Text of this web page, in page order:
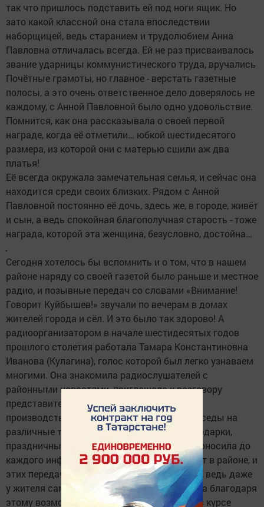
так что пришлось подставить ей под ноги ящик. Но
зато какой классной она стала впоследствии
наборщицей, ведь старанием и трудолюбием Анна
Павловна отличалась всегда. Ей не раз присваивалось
звание ударницы коммунистического труда, вручались
Почётные грамоты, но главное - верстать газетные
полосы, а это очень ответственное дело доверялось не
каждому, с Анной Павловной было одно удовольствие.
Помнится, как она рассказывала о своей первой
награде, когда её отметили… юбкой шестидесятого
размера, из которой они с матерью сшили аж два
платья!
Её всегда окружала замечательная семья, и сейчас она
находится среди своих близких. Рядом с Анной
Павловной постоянно её дочь, здесь же, в городе, живёт
и сын, а ведь спокойная благополучная старость - тоже
награда, которой эта женщина, безусловно, достойна…
Сегодня хотелось бы вспомнить и о том, что в нашем
районе наряду со своей газетой было раньше и местное
радио, и позывные передач со словами «Внимание!
Говорит Куйбышев!» звучали по вечерам в домах
жителей города и сёл. И это было так здорово! А
радиоорганизатором в начале шестидесятых годов
прошлого столетия работала Тамара Константиновна
Иванова (Кулагина), голос которой был легко узнаваем
многими. Она знакомила радиослушателей с
районными новостями, приглашала к разговору
представителей руководства, передовиков
производства, специалистов, проводила беседы на
различные темы, готовила музыкальные подарки,
праздничные поздравления и т.д. То есть доносила до
каждого информацию о том, что происходит в районе, и
этих передач ждали с нетерпением. Ещё бы, ведь даже
у жителя самой отдалённой деревушки была благодаря
этому возможность не только находиться в курсе